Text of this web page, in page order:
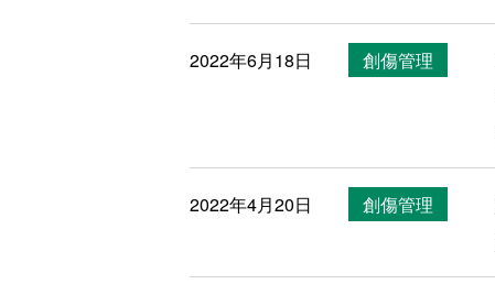
2022年6月18日 創傷管理
2022年4月20日 創傷管理